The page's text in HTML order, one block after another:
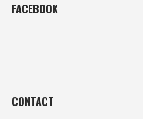
FACEBOOK
CONTACT